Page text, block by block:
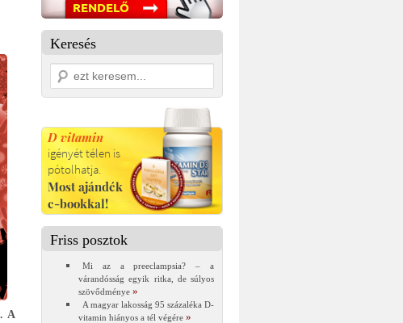
A
Keresés
Friss posztok
Mi az a preeclampsia? – a
várandósság egyik ritka, de súlyos
szövődménye
A magyar lakosság 95 százaléka D-
vitamin hiányos a tél végére